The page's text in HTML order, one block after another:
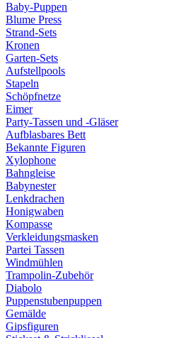
Baby-Puppen
Blume Press
Strand-Sets
Kronen
Garten-Sets
Aufstellpools
Stapeln
Schöpfnetze
Eimer
Party-Tassen und -Gläser
Aufblasbares Bett
Bekannte Figuren
Xylophone
Bahngleise
Babynester
Lenkdrachen
Honigwaben
Kompasse
Verkleidungsmasken
Partei Tassen
Windmühlen
Trampolin-Zubehör
Diabolo
Puppenstubenpuppen
Gemälde
Gipsfiguren